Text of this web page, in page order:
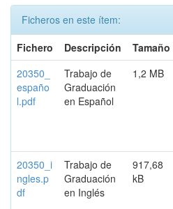
Ficheros en este ítem:
Fichero
Descripción Tamaño
20350_
españo
l.pdf
Trabajo de
Graduación
en Español
1,2 MB
20350_i
ngles.p
df
Trabajo de
Graduación
en Inglés
917,68
kB